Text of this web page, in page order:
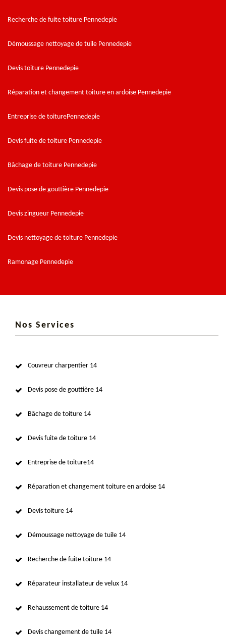
Recherche de fuite toiture Pennedepie
Démoussage nettoyage de tuile Pennedepie
Devis toiture Pennedepie
Réparation et changement toiture en ardoise Pennedepie
Entreprise de toiturePennedepie
Devis fuite de toiture Pennedepie
Bâchage de toiture Pennedepie
Devis pose de gouttière Pennedepie
Devis zingueur Pennedepie
Devis nettoyage de toiture Pennedepie
Ramonage Pennedepie
Nos Services
Couvreur charpentier 14
Devis pose de gouttière 14
Bâchage de toiture 14
Devis fuite de toiture 14
Entreprise de toiture14
Réparation et changement toiture en ardoise 14
Devis toiture 14
Démoussage nettoyage de tuile 14
Recherche de fuite toiture 14
Réparateur installateur de velux 14
Rehaussement de toiture 14
Devis changement de tuile 14